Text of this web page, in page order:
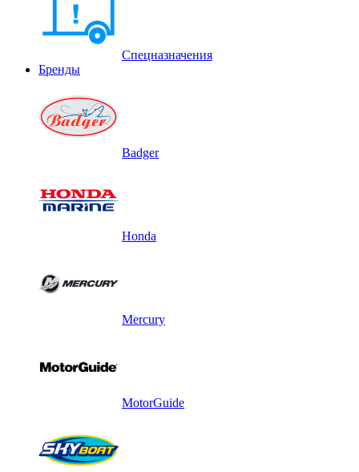
Спецназначения
Бренды
Badger
Honda
Mercury
MotorGuide